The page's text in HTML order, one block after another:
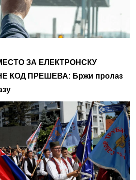
ЗА ЕЛЕКТРОНСКУ
КОД ПРЕШЕВА: Бржи пролаз